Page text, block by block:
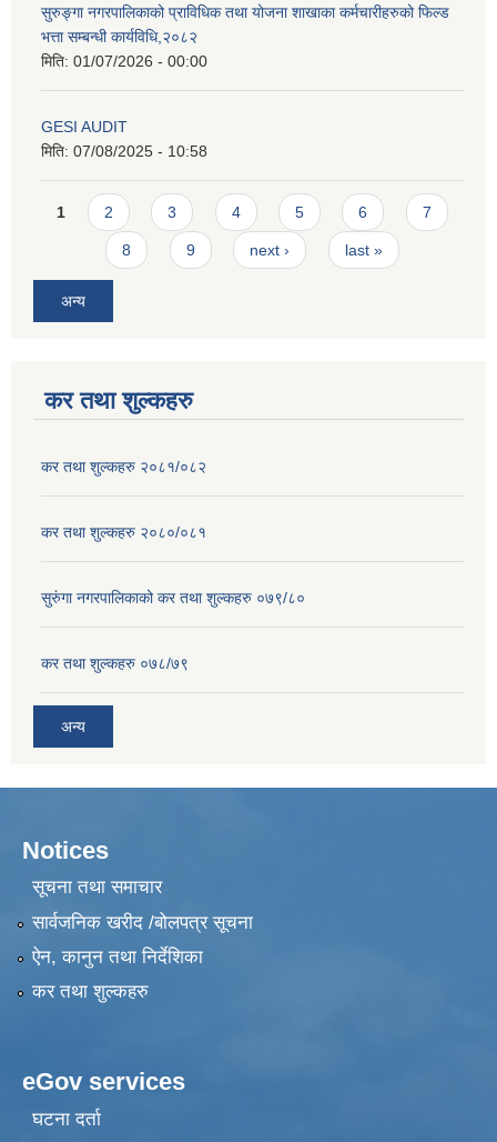
सुरुङ्गा नगरपालिकाको प्राविधिक तथा योजना शाखाका कर्मचारीहरुको फिल्ड
भत्ता सम्बन्धी कार्यविधि,२०८२
मिति: 01/07/2026 - 00:00
GESI AUDIT
मिति: 07/08/2025 - 10:58
Pages
1 2 3 4 5 6 7
8 9 next › last »
अन्य
कर तथा शुल्कहरु
कर तथा शुल्कहरु २०८१/०८२
कर तथा शुल्कहरु २०८०/०८१
सुरुंगा नगरपालिकाको कर तथा शुल्कहरु ०७९/८०
कर तथा शुल्कहरु ०७८/७९
अन्य
Notices
सूचना तथा समाचार
सार्वजनिक खरीद /बोलपत्र सूचना
ऐन, कानुन तथा निर्देशिका
कर तथा शुल्कहरु
eGov services
घटना दर्ता